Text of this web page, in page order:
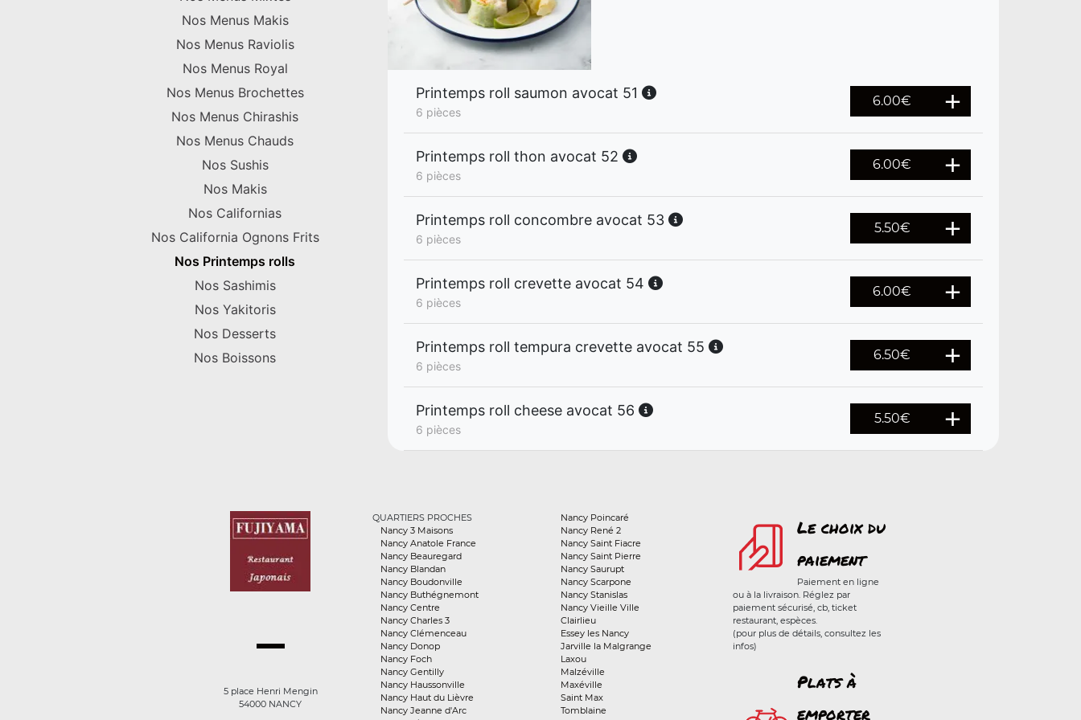
Nos Menus Makis
Nos Menus Raviolis
Nos Menus Royal
Nos Menus Brochettes
Nos Menus Chirashis
Nos Menus Chauds
Nos Sushis
Nos Makis
Nos Californias
Nos California Ognons Frits
Nos Printemps rolls
Nos Sashimis
Nos Yakitoris
Nos Desserts
Nos Boissons
Printemps roll saumon avocat 51
6 pièces
6.00€
Printemps roll thon avocat 52
6 pièces
6.00€
Printemps roll concombre avocat 53
6 pièces
5.50€
Printemps roll crevette avocat 54
6 pièces
6.00€
Printemps roll tempura crevette avocat 55
6 pièces
6.50€
Printemps roll cheese avocat 56
6 pièces
5.50€
5 place Henri Mengin
54000 NANCY
QUARTIERS PROCHES
Nancy 3 Maisons
Nancy Anatole France
Nancy Beauregard
Nancy Blandan
Nancy Boudonville
Nancy Buthégnemont
Nancy Centre
Nancy Charles 3
Nancy Clémenceau
Nancy Donop
Nancy Foch
Nancy Gentilly
Nancy Haussonville
Nancy Haut du Lièvre
Nancy Jeanne d'Arc
Nancy Poincaré
Nancy René 2
Nancy Saint Fiacre
Nancy Saint Pierre
Nancy Saurupt
Nancy Scarpone
Nancy Stanislas
Nancy Vieille Ville
Clairlieu
Essey les Nancy
Jarville la Malgrange
Laxou
Malzéville
Maxéville
Saint Max
Tomblaine
Le choix du
paiement
Paiement en ligne
ou à la livraison. Réglez par
paiement sécurisé, cb, ticket
restaurant, espèces.
(pour plus de détails, consultez les
infos)
Plats à
emporter